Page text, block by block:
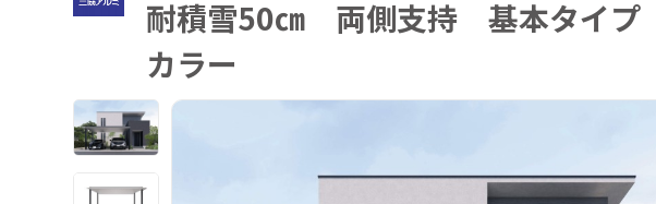
耐積雪50㎝ 両側支持 基本タイ
カラー